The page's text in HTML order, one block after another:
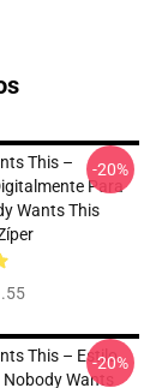
This –
Para
Wants This
-20%
This – Estilo
Wants
-20%